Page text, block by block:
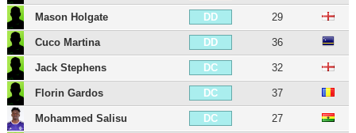
Mason Holgate DD 29
Cuco Martina DD 36
Jack Stephens DC 32
Florin Gardos DC 37
Mohammed Salisu DC 27